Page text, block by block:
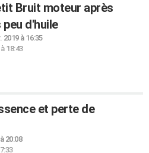
Bruit moteur après
d'huile
2019 à 16:35
18:43
et perte de
20:08